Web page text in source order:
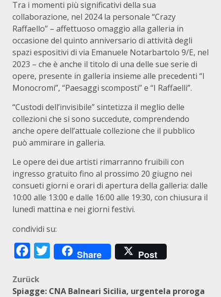
Tra i momenti più significativi della sua
collaborazione, nel 2024 la personale “Crazy
Raffaello” – affettuoso omaggio alla galleria in
occasione del quinto anniversario di attività degli
spazi espositivi di via Emanuele Notarbartolo 9/E, nel
2023 – che è anche il titolo di una delle sue serie di
opere, presente in galleria insieme alle precedenti “I
Monocromi”, “Paesaggi scomposti” e “I Raffaelli”.
“Custodi dell’invisibile” sintetizza il meglio delle
collezioni che si sono succedute, comprendendo
anche opere dell’attuale collezione che il pubblico
può ammirare in galleria.
Le opere dei due artisti rimarranno fruibili con
ingresso gratuito fino al prossimo 20 giugno nei
consueti giorni e orari di apertura della galleria: dalle
10:00 alle 13:00 e dalle 16:00 alle 19:30, con chiusura il
lunedì mattina e nei giorni festivi.
condividi su:
Facebook
Twitter
Share Post
Beitragsnavigation
Zurück
Spiagge: CNA Balneari Sicilia, urgentela proroga